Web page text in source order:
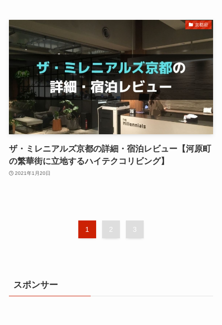
京都府
ザ・ミレニアルズ京都の詳細・宿泊レビュー【河原町
の繁華街に立地するハイテクコリビング】
2021年1月20日
1 2 3
スポンサー